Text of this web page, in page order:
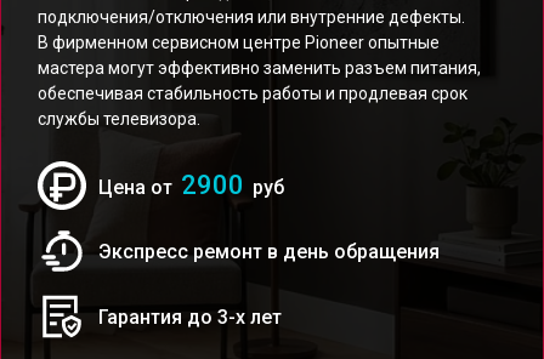
подключения/отключения или внутренние дефекты.
В фирменном сервисном центре Pioneer опытные
мастера могут эффективно заменить разъем питания,
обеспечивая стабильность работы и продлевая срок
службы телевизора.
Цена от 2900 руб
Экспресс ремонт в день обращения
Гарантия до 3-х лет